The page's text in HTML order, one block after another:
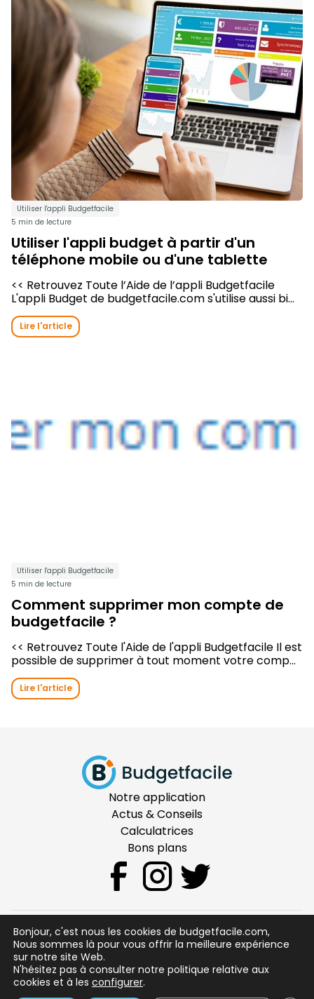
Utiliser l'appli Budgetfacile
5 min de lecture
Utiliser l'appli budget à partir d'un
téléphone mobile ou d'une tablette
<< Retrouvez Toute l’Aide de l’appli Budgetfacile
L'appli Budget de budgetfacile.com s'utilise aussi bi...
Lire l'article
Utiliser l'appli Budgetfacile
5 min de lecture
Comment supprimer mon compte de
budgetfacile ?
<< Retrouvez Toute l'Aide de l'appli Budgetfacile Il est
possible de supprimer à tout moment votre comp...
Lire l'article
Notre application
Actus & Conseils
Calculatrices
Bons plans
CGU
Mentions Légales
Sécurité
Qui sommes nous ?
Bonjour, c'est nous les cookies de budgetfacile.com,
Nous sommes là pour vous offrir la meilleure expérience
sur notre site Web.
N'hésitez pas à consulter notre politique relative aux
cookies et à les configurer.